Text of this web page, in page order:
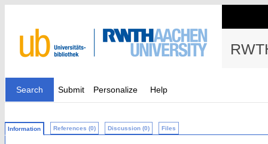
Search Submit Personalize Help
Information References (0) Discussion (0) Files